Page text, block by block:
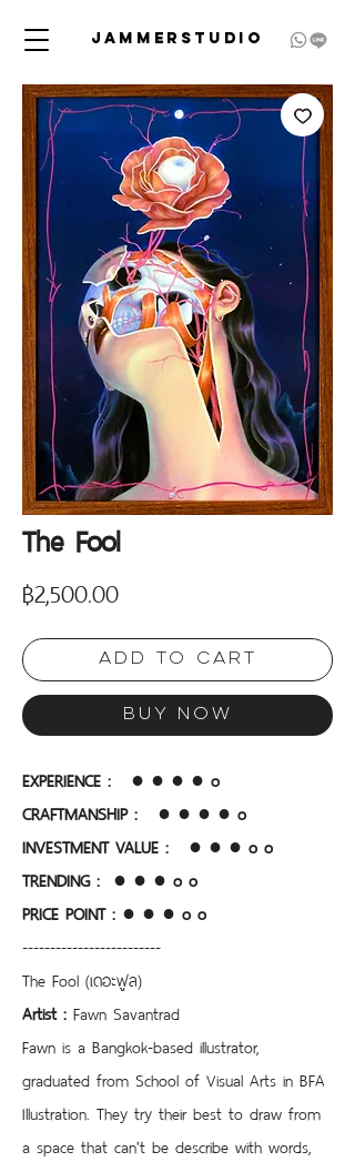
JAMMERSTUDIO
The Fool
฿2,500.00Price
Add to Cart
Buy Now
EXPERIENCE :   ● ● ● ● o
CRAFTMANSHIP :
● ● ● ● o
INVESTMENT VALUE :
● ● ● o o
TRENDING :  ● ● ● o o
PRICE POINT : ● ● ● o o
-------------------------
The Fool (เดอะฟูล)
Artist : Fawn Savantrad
Fawn is a Bangkok-based illustrator,
graduated from School of Visual Arts in BFA
Illustration. They try their best to draw from
a space that can't be describe with words,